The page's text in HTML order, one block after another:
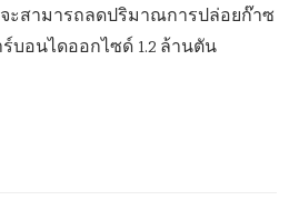
ะสามารถลดปริมาณการปล่อยก๊าซ
บอนไดออกไซด์ 1.2 ล้านตัน